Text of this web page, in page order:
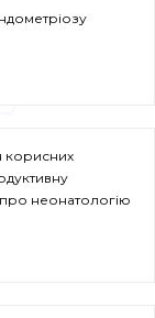
корисних
неонатологію